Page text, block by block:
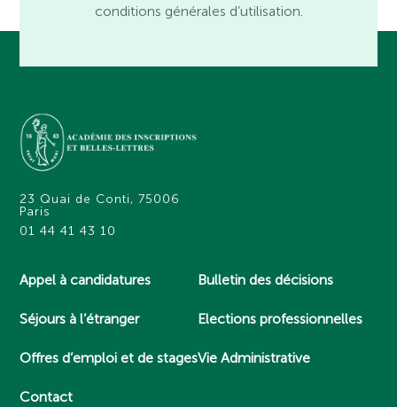
conditions générales d’utilisation.
23 Quai de Conti, 75006
Paris
01 44 41 43 10
Appel à candidatures
Séjours à l’étranger
Offres d’emploi et de stages
Contact
Bulletin des décisions
Elections professionnelles
Vie Administrative